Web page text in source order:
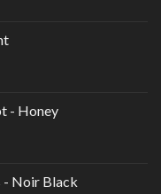
- Honey
- Noir Black